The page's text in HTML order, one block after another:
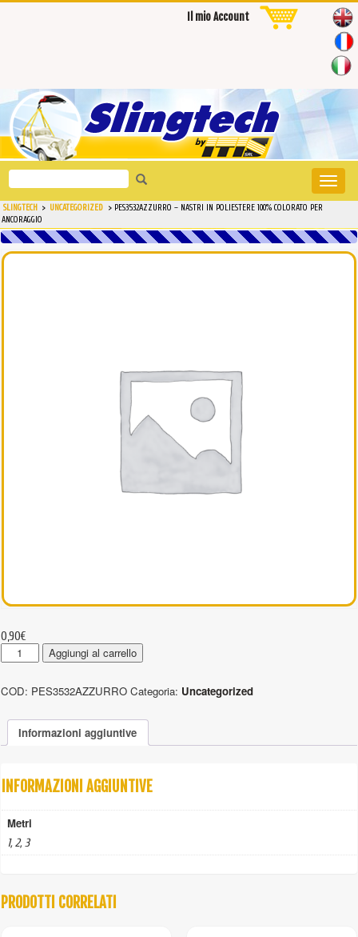
Il mio Account
Toggle
Search
for:
SLINGTECH > UNCATEGORIZED > PES3532AZZURRO – NASTRI IN POLIESTERE 100% COLORATO PER
ANCORAGGIO
0,90€
PES3532AZZURRO
-
in
100%
colorato
per
quantità
Aggiungi al carrello
COD: PES3532AZZURRO Categoria: Uncategorized
Informazioni aggiuntive
INFORMAZIONI AGGIUNTIVE
Metri
1, 2, 3
PRODOTTI CORRELATI